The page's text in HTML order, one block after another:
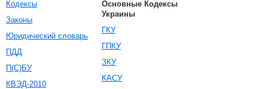
Кодексы
Законы
Юридический словарь
ПДД
П(С)БУ
КВЭД-2010
Основные Кодексы
Украины
ГКУ
ГПКУ
ЗКУ
КАСУ